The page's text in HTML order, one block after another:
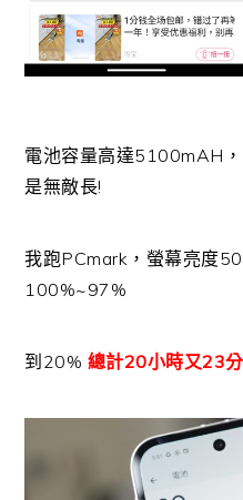
電池容量高達5100mAH
是無敵長!
我跑PCmark，螢幕亮度
100%~97%
到20% 總計20小時又23分